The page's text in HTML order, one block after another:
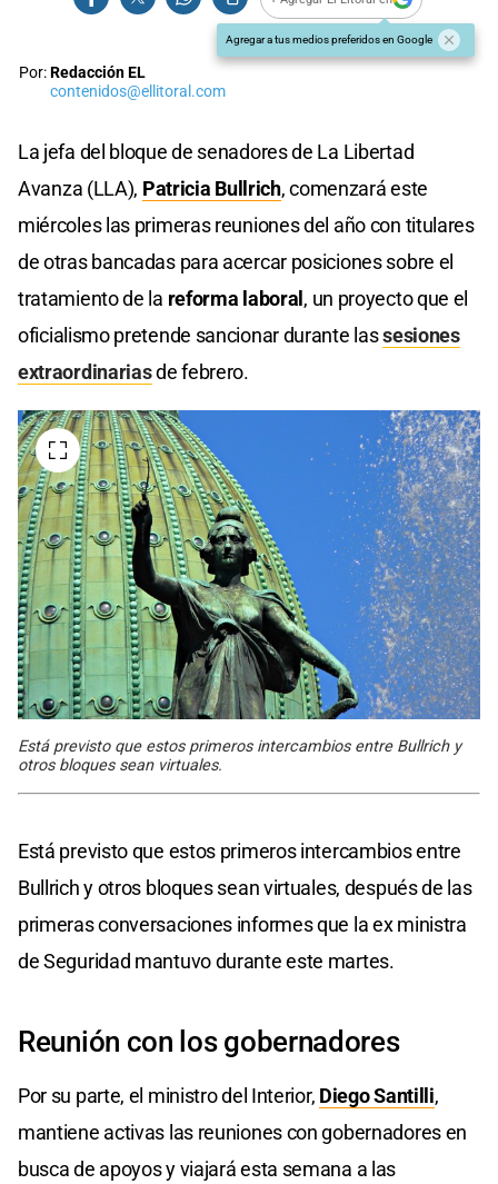
Agregar a tus medios preferidos en Google
Por:Redacción EL
contenidos@ellitoral.com
La jefa del bloque de senadores de La Libertad
Avanza (LLA), Patricia Bullrich, comenzará este
miércoles las primeras reuniones del año con titulares
de otras bancadas para acercar posiciones sobre el
tratamiento de la reforma laboral , un proyecto que el
oficialismo pretende sancionar durante lassesiones
extraordinariasde febrero.
Está previsto que estos primeros intercambios entre Bullrich y
otros bloques sean virtuales.
Está previsto que estos primeros intercambios entre
Bullrich y otros bloques sean virtuales, después de las
primeras conversaciones informes que la ex ministra
de Seguridad mantuvo durante este martes.
Reunión con los gobernadores
Por su parte, el ministro del Interior, Diego Santilli,
mantiene activas las reuniones con gobernadores en
busca de apoyos y viajará esta semana a las